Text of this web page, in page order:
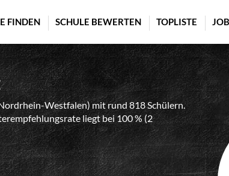
FINDEN SCHULE BEWERTEN TOPLISTE
Westfalen) mit rund 818 Schülern.
liegt bei 100 % (2